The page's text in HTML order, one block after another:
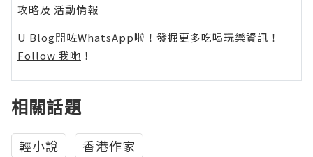
攻略及 活動情報
U Blog開咗WhatsApp啦！發掘更多吃喝玩樂資訊！
Follow 我哋 ！
相關話題
輕小說 香港作家